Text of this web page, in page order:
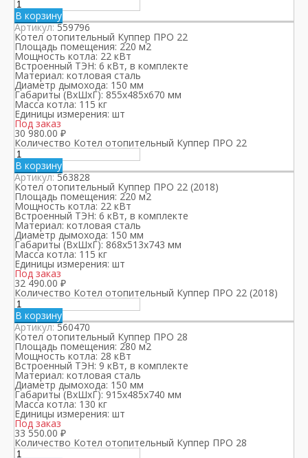
В корзину
Артикул:559796
Котел отопительный Куппер ПРО 22
Площадь помещения: 220 м2
Мощность котла: 22 кВт
Встроенный ТЭН: 6 кВт, в комплекте
Материал: котловая сталь
Диаметр дымохода: 150 мм
Габариты (ВхШхГ): 855х485х670 мм
Масса котла: 115 кг
Единицы измерения: шт
Под заказ
30 980.00 ₽
Количество Котел отопительный Куппер ПРО 22
В корзину
Артикул:563828
Котел отопительный Куппер ПРО 22 (2018)
Площадь помещения: 220 м2
Мощность котла: 22 кВт
Встроенный ТЭН: 6 кВт, в комплекте
Материал: котловая сталь
Диаметр дымохода: 150 мм
Габариты (ВхШхГ): 868х513х743 мм
Масса котла: 115 кг
Единицы измерения: шт
Под заказ
32 490.00 ₽
Количество Котел отопительный Куппер ПРО 22 (2018)
В корзину
Артикул:560470
Котел отопительный Куппер ПРО 28
Площадь помещения: 280 м2
Мощность котла: 28 кВт
Встроенный ТЭН: 9 кВт, в комплекте
Материал: котловая сталь
Диаметр дымохода: 150 мм
Габариты (ВхШхГ): 915х485х740 мм
Масса котла: 130 кг
Единицы измерения: шт
Под заказ
33 550.00 ₽
Количество Котел отопительный Куппер ПРО 28